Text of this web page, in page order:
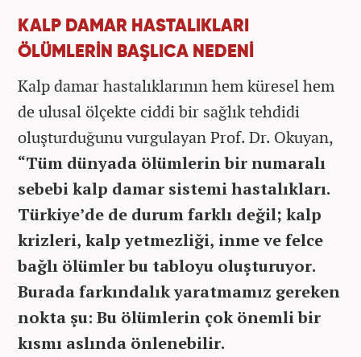
KALP DAMAR HASTALIKLARI
ÖLÜMLERİN BAŞLICA NEDENİ
Kalp damar hastalıklarının hem küresel hem
de ulusal ölçekte ciddi bir sağlık tehdidi
oluşturduğunu vurgulayan Prof. Dr. Okuyan,
“Tüm dünyada ölümlerin bir numaralı
sebebi kalp damar sistemi hastalıkları.
Türkiye’de de durum farklı değil; kalp
krizleri, kalp yetmezliği, inme ve felce
bağlı ölümler bu tabloyu oluşturuyor.
Burada farkındalık yaratmamız gereken
nokta şu: Bu ölümlerin çok önemli bir
kısmı aslında önlenebilir.